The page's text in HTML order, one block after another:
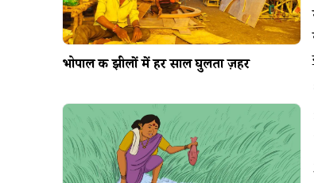
भोपाल की झीलों में हर साल घुलता ज़हर